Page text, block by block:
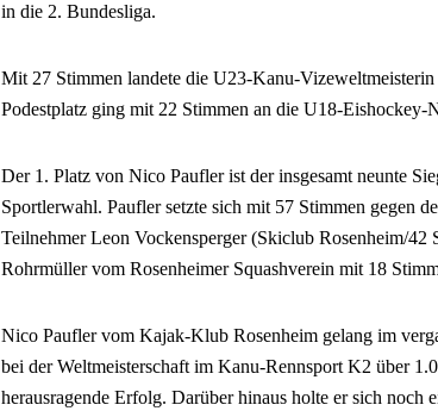
in die 2. Bundesliga.
Mit 27 Stimmen landete die U23-Kanu-
Podestplatz ging mit 22 Stimmen an die U18-Eishockey-
Der 1. Platz von Nico Paufler ist der insgesamt neunte
Sportlerwahl. Paufler setzte sich mit 57 Stimmen gegen
Teilnehmer Leon Vockensperger (Skiclub Rosenheim/
Rohrmüller vom Rosenheimer Squashverein mit 18
Nico Paufler vom Kajak-Klub Rosenheim gelang im
bei der Weltmeisterschaft im Kanu-Rennsport K2 über
herausragende Erfolg. Darüber hinaus holte er sich noch